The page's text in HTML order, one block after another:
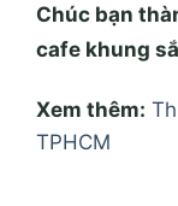
Chúc bạn
cafe khung
Xem thêm:
TPHCM